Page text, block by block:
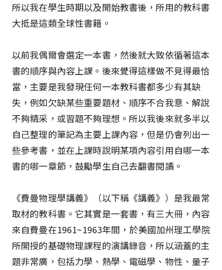
所以我在學生時期以及開始教書後，所用的教科書
大抵是這類全球性書籍。
以前我偶爾會選定一本書，然後就大致依循著這本
書的順序與內容上課。後來覺得這樣做不見得最恰
當，主要是我發現任何一本教科書都多少有其缺
失，例如欠缺某些重要題材、順序不合我意、解說
不夠精采，或習題不夠理想。所以我後來就多半以
自己整理的筆記為主要上課內容，但是仍會列出一
些參考書，並在上課時說明某項內容引用自哪一本
書的哪一章節，鼓勵學生自己去翻書閱讀。
《費曼物理學講義》（以下稱《講義》）是我最常
取材的教科書。它其實是一套書，有三大冊，內容
來自費曼在1961~1963年間，於美國加州理工學院
所開授的基礎物理課程的演講錄音，所以涵蓋的主
題非常廣，包括力學、熱學、電磁學、物性、量子